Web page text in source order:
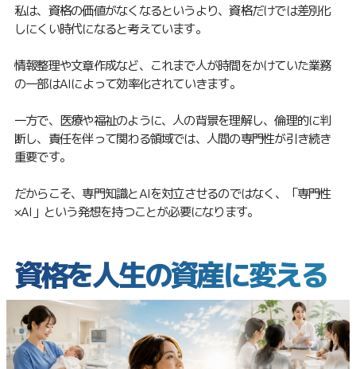
私は、資格の価値がなくなるというより、資格だけでは差別化
しにくい時代になると考えています。
情報整理や文章作成など、これまで人が時間をかけていた業務
の一部はAIによって効率化されていきます。
一方で、医療や福祉のように、人の背景を理解し、倫理的に判
断し、責任を伴って関わる領域では、人間の専門性が引き続き
重要です。
だからこそ、専門知識とAIを対立させるのではなく、「専門性
×AI」という発想を持つことが必要になります。
資格を人生の資産に変える